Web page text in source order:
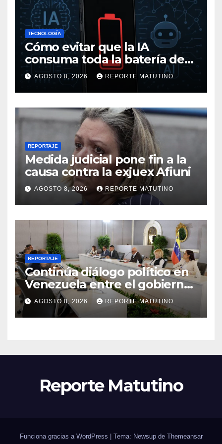
TECNOLOGÍA
Cómo evitar que la IA
consuma toda la batería de
tu móvil
AGOSTO 8, 2026 REPORTE MATUTINO
REPORTAJE
Medida judicial pone fin a la
causa contra la exjuex Afiuni
AGOSTO 8, 2026 REPORTE MATUTINO
REPORTAJE
Continúa diálogo político en
Venezuela entre el gobierno
y la oposición
AGOSTO 8, 2026 REPORTE MATUTINO
Reporte Matutino
Funciona gracias a WordPress Tema: Newsup de Themeansar